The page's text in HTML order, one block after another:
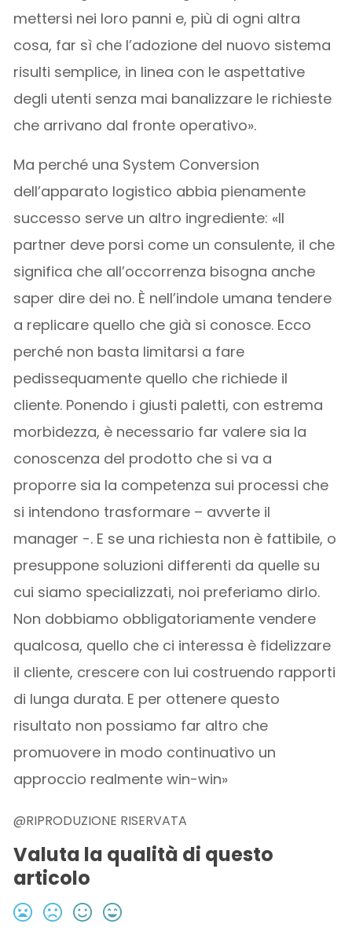
mettersi nei loro panni e, più di ogni altra
cosa, far sì che l’adozione del nuovo sistema
risulti semplice, in linea con le aspettative
degli utenti senza mai banalizzare le richieste
che arrivano dal fronte operativo».
Ma perché una System Conversion
dell’apparato logistico abbia pienamente
successo serve un altro ingrediente: «Il
partner deve porsi come un consulente, il che
significa che all’occorrenza bisogna anche
saper dire dei no. È nell’indole umana tendere
a replicare quello che già si conosce. Ecco
perché non basta limitarsi a fare
pedissequamente quello che richiede il
cliente. Ponendo i giusti paletti, con estrema
morbidezza, è necessario far valere sia la
conoscenza del prodotto che si va a
proporre sia la competenza sui processi che
si intendono trasformare – avverte il
manager -. E se una richiesta non è fattibile, o
presuppone soluzioni differenti da quelle su
cui siamo specializzati, noi preferiamo dirlo.
Non dobbiamo obbligatoriamente vendere
qualcosa, quello che ci interessa è fidelizzare
il cliente, crescere con lui costruendo rapporti
di lunga durata. E per ottenere questo
risultato non possiamo far altro che
promuovere in modo continuativo un
approccio realmente win-win»
@RIPRODUZIONE RISERVATA
Valuta la qualità di questo
articolo